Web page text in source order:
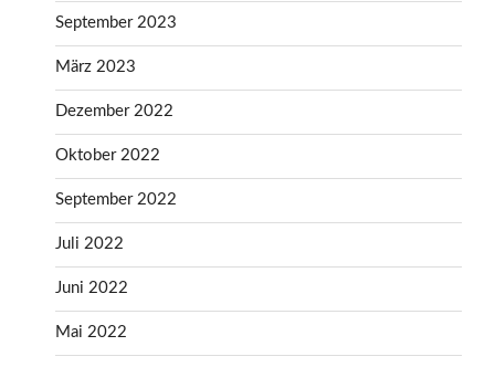
September 2023
März 2023
Dezember 2022
Oktober 2022
September 2022
Juli 2022
Juni 2022
Mai 2022